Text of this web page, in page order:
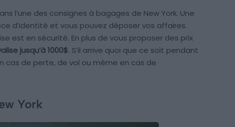
l’une des consignes à bagages de New York. Une
d’identité et vous pouvez déposer vos affaires.
est en sécurité. En plus de vous proposer des prix
jusqu’à 1000$. S’il arrive quoi que ce soit pendant
cas de perte, de vol ou même en cas de
York